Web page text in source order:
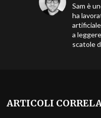
Sam è
ha
a
scatole
ARTICOLI